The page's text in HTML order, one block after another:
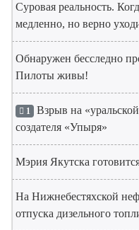
Суровая реальность.
медленно, но верно
Обнаружен бесследно
Пилоты живы!
1 Взрыв на
создателя «Упыря»
Мэрия Якутска
На Нижнебестяхской
отпуска дизельного